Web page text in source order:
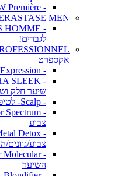
- NEW Première - לשיקום שיער פגום
MEN
לגברים!
אקספרט
- Curl Expression- לכל סוגי התלתלים
שיער חלק
- Scalp- לטיפול בקרקפת
צבוע
צבוע/
השיער